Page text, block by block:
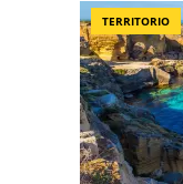
TERRITORIO